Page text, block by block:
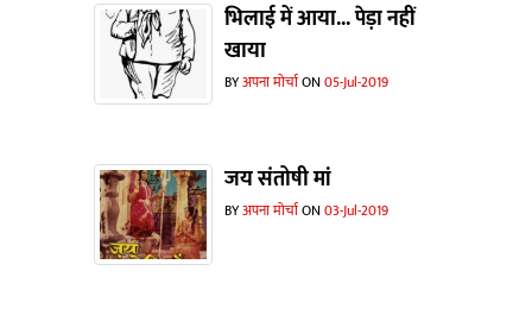
भिलाई में आया... पेड़ा नहीं
खाया
BYअपना मोर्चाON05-Jul-2019
जय संतोषी मां
BYअपना मोर्चाON03-Jul-2019